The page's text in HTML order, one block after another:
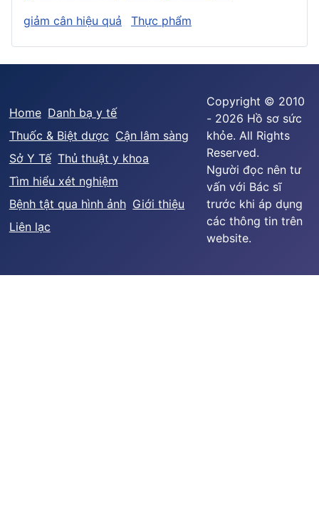
giảm cân hiệu quả
Thực phẩm
Home Danh bạ y tế
Thuốc & Biệt dược Cận lâm sàng
Sở Y Tế Thủ thuật y khoa
Tìm hiểu xét nghiệm
Bệnh tật qua hình ảnh Giới thiệu
Liên lạc
Copyright © 2010
- 2026 Hồ sơ sức
khỏe. All Rights
Reserved.
Người đọc nên tư
vấn với Bác sĩ
trước khi áp dụng
các thông tin trên
website.